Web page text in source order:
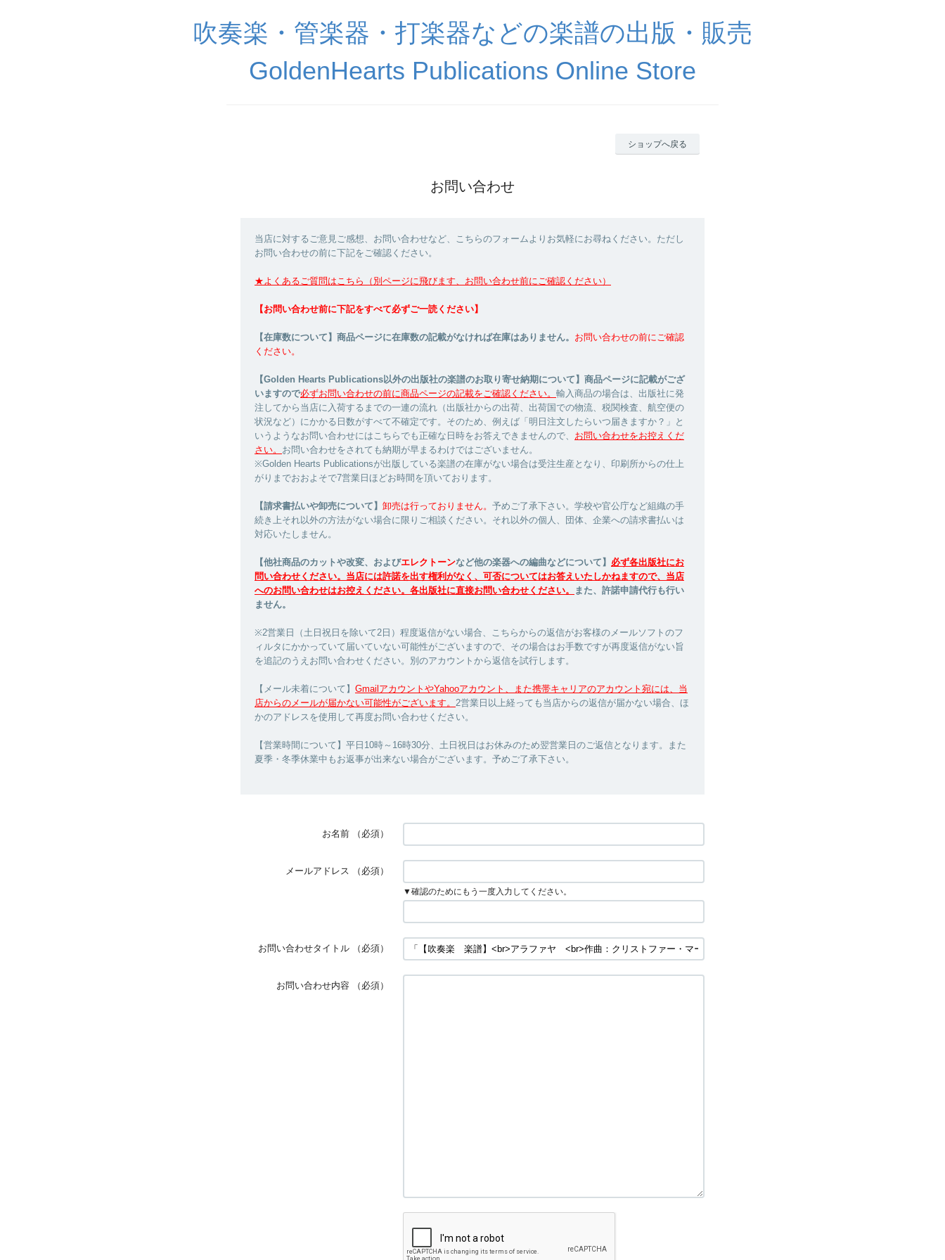
吹奏楽・管楽器・打楽器などの楽譜の出版・販売
GoldenHearts Publications Online Store
ショップへ戻る
お問い合わせ
当店に対するご意見ご感想、お問い合わせなど、こちらのフォームよりお気軽にお尋ねください。ただし
お問い合わせの前に下記をご確認ください。
★よくあるご質問はこちら（別ページに飛びます、お問い合わせ前にご確認ください）
【お問い合わせ前に下記をすべて必ずご一読ください】
【在庫数について】商品ページに在庫数の記載がなければ在庫はありません。 お問い合わせの前にご確認
ください。
【Golden Hearts Publications以外の出版社の楽譜のお取り寄せ納期について】商品ページに記載がござ
いますので必ずお問い合わせの前に商品ページの記載をご確認ください。 輸入商品の場合は、出版社に発
注してから当店に入荷するまでの一連の流れ（出版社からの出荷、出荷国での物流、税関検査、航空便の
状況など）にかかる日数がすべて不確定です。そのため、例えば「明日注文したらいつ届きますか？」と
いうようなお問い合わせにはこちらでも正確な日時をお答えできませんので、 お問い合わせをお控えくだ
さい。 お問い合わせをされても納期が早まるわけではございません。
※Golden Hearts Publicationsが出版している楽譜の在庫がない場合は受注生産となり、印刷所からの仕上
がりまでおおよそで7営業日ほどお時間を頂いております。
【請求書払いや卸売について】 卸売は行っておりません。 予めご了承下さい。学校や官公庁など組織の手
続き上それ以外の方法がない場合に限りご相談ください。それ以外の個人、団体、企業への請求書払いは
対応いたしません。
【他社商品のカットや改変、およびエレクトーンなど他の楽器への編曲などについて】 必ず各出版社にお
問い合わせください。当店には許諾を出す権利がなく、可否についてはお答えいたしかねますので、当店
へのお問い合わせはお控えください。各出版社に直接お問い合わせください。
また、許諾申請代行も行い
ません。
※2営業日（土日祝日を除いて2日）程度返信がない場合、こちらからの返信がお客様のメールソフトのフ
ィルタにかかっていて届いていない可能性がございますので、その場合はお手数ですが再度返信がない旨
を追記のうえお問い合わせください。別のアカウントから返信を試行します。
【メール未着について】 GmailアカウントやYahooアカウント、また携帯キャリアのアカウント宛には、当
店からのメールが届かない可能性がございます。 2営業日以上経っても当店からの返信が届かない場合、ほ
かのアドレスを使用して再度お問い合わせください。
【営業時間について】平日10時～16時30分、土日祝日はお休みのため翌営業日のご返信となります。また
夏季・冬季休業中もお返事が出来ない場合がございます。予めご了承下さい。
お名前 （必須）
メールアドレス （必須）
▼確認のためにもう一度入力してください。
お問い合わせタイトル （必須）
お問い合わせ内容 （必須）